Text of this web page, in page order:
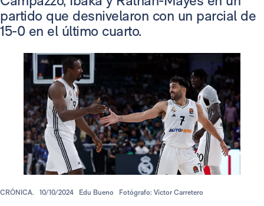
partido que desnivelaron con un parcial de
15-0 en el último cuarto.
CRÓNICA. 10/10/2024 Edu Bueno Fotógrafo: Víctor Carretero